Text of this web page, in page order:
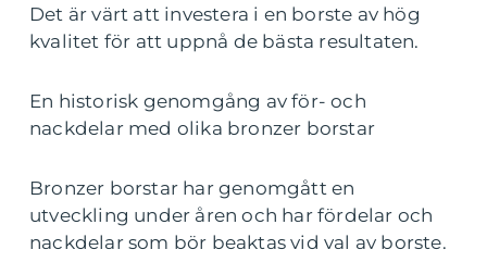
Det är värt att investera i en borste av hög
kvalitet för att uppnå de bästa resultaten.
En historisk genomgång av för- och
nackdelar med olika bronzer borstar
Bronzer borstar har genomgått en
utveckling under åren och har fördelar och
nackdelar som bör beaktas vid val av borste.